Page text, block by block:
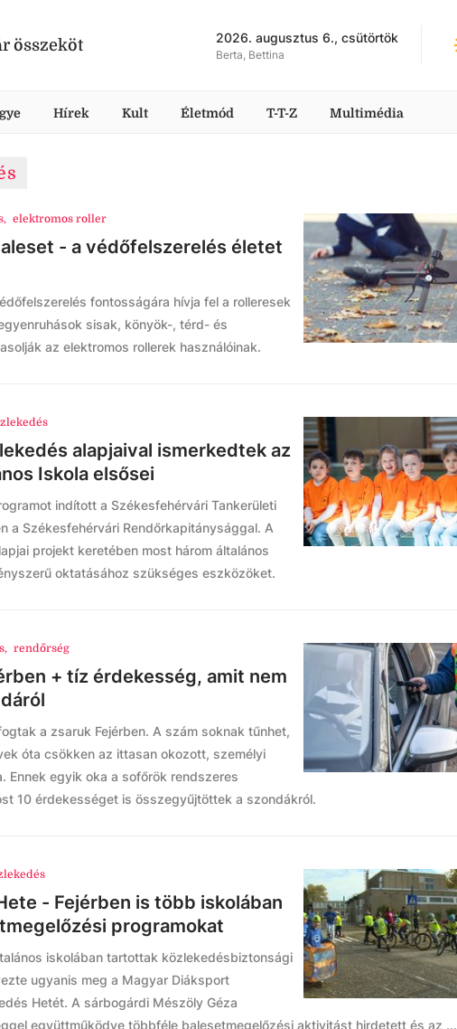
összeköt 2026. augusztus 6., csütörtök
Berta, Bettina
Hírek Kult Életmód T-T-Z Multimédia
, elektromos roller
- a védőfelszerelés életet
fontosságára hívja fel a rolleresek
sisak, könyök-, térd- és
az elektromos rollerek használóinak.
alapjaival ismerkedtek az
Iskola elsősei
indított a Székesfehérvári Tankerületi
a Székesfehérvári Rendőrkapitánysággal. A
projekt keretében most három általános
oktatásához szükséges eszközöket.
, rendőrség
+ tíz érdekesség, amit nem
a zsaruk Fejérben. A szám soknak tűnhet,
óta csökken az ittasan okozott, személyi
Ennek egyik oka a sofőrök rendszeres
10 érdekességet is összegyűjtöttek a szondákról.
- Fejérben is több iskolában
programokat
iskolában tartottak közlekedésbiztonsági
ugyanis meg a Magyar Diáksport
Hetét. A sárbogárdi Mészöly Géza
együttműködve többféle balesetmegelőzési aktivitást hirdetett és az ...